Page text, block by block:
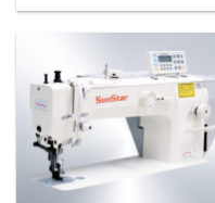
chân vịt tự động, dùng
cho hàng dày KM-
3420BL-7K